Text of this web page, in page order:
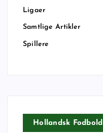
Ligaer
Samtlige Artikler
Spillere
Hollandsk Fodbold